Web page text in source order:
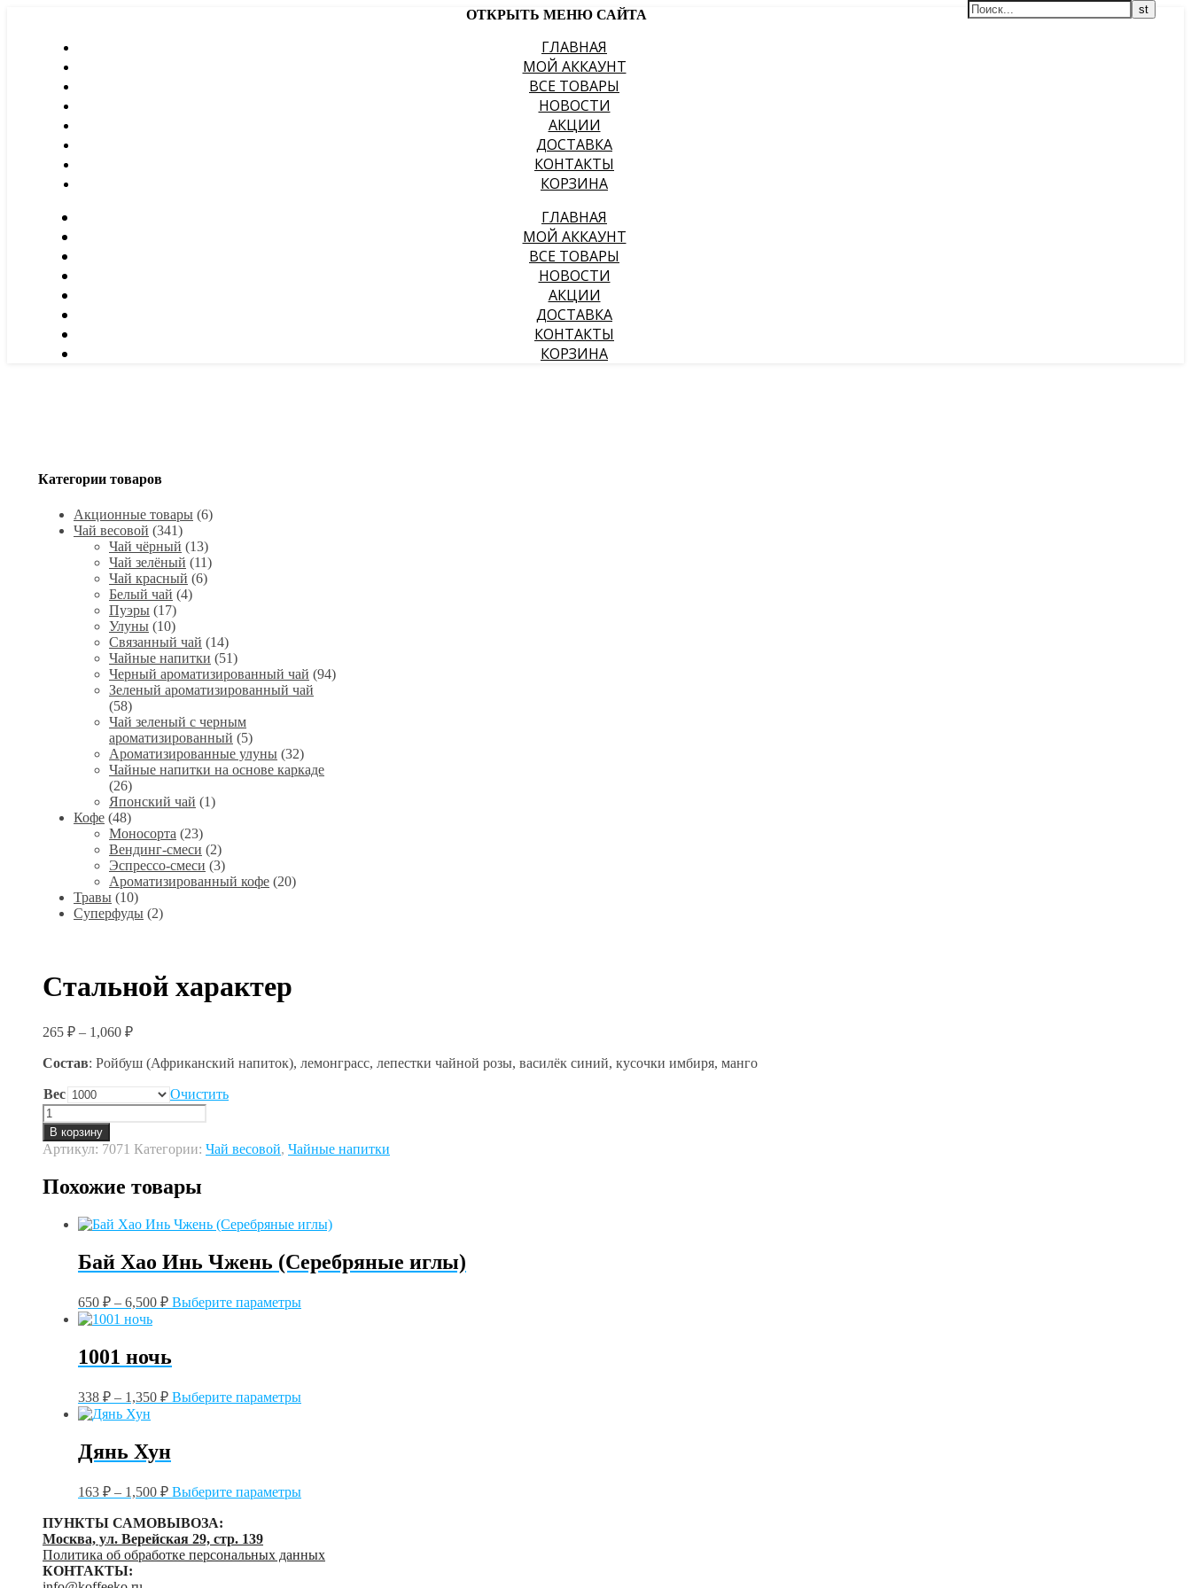
ОТКРЫТЬ МЕНЮ САЙТА
ГЛАВНАЯ
МОЙ АККАУНТ
ВСЕ ТОВАРЫ
НОВОСТИ
АКЦИИ
ДОСТАВКА
КОНТАКТЫ
КОРЗИНА
ГЛАВНАЯ
МОЙ АККАУНТ
ВСЕ ТОВАРЫ
НОВОСТИ
АКЦИИ
ДОСТАВКА
КОНТАКТЫ
КОРЗИНА
Категории товаров
Акционные товары (6)
Чай весовой (341)
Чай чёрный (13)
Чай зелёный (11)
Чай красный (6)
Белый чай (4)
Пуэры (17)
Улуны (10)
Связанный чай (14)
Чайные напитки (51)
Черный ароматизированный чай (94)
Зеленый ароматизированный чай
(58)
Чай зеленый с черным
ароматизированный (5)
Ароматизированные улуны (32)
Чайные напитки на основе каркаде
(26)
Японский чай (1)
Кофе (48)
Моносорта (23)
Вендинг-смеси (2)
Эспрессо-смеси (3)
Ароматизированный кофе (20)
Травы (10)
Суперфуды (2)
Стальной характер
265 ₽ – 1,060 ₽
Состав: Ройбуш (Африканский напиток), лемонграсс, лепестки чайной розы, василёк синий, кусочки имбиря, манго
Вес
Очистить
Количество
товара
Стальной
характер
В корзину
Артикул: 7071 Категории: Чай весовой, Чайные напитки
Похожие товары
Бай Хао Инь Чжень (Серебряные иглы)
650 ₽ – 6,500 ₽ Выберите параметрыЭтот
можно
1001 ночь
338 ₽ – 1,350 ₽ Выберите параметрыЭтот
можно
товара.
Дянь Хун
163 ₽ – 1,500 ₽ Выберите параметрыЭтот
вариаций.
ПУНКТЫ САМОВЫВОЗА:
Москва, ул. Верейская 29, стр. 139
Политика об обработке персональных данных
КОНТАКТЫ: